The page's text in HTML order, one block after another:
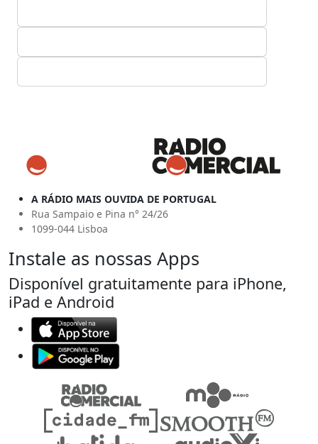
A RÁDIO MAIS OUVIDA DE PORTUGAL
Rua Sampaio e Pina n° 24/26
1099-044 Lisboa
Instale as nossas Apps
Disponível gratuitamente para iPhone,
iPad e Android